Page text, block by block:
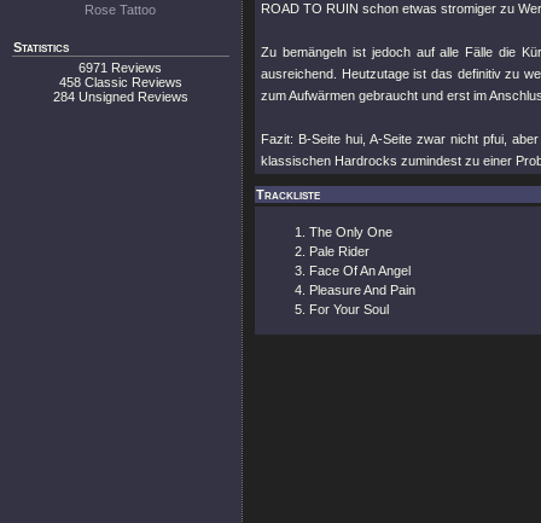
Rose Tattoo
Statistics
6971 Reviews
458 Classic Reviews
284 Unsigned Reviews
ROAD TO RUIN schon etwas stromiger zu
Zu bemängeln ist jedoch auf alle Fälle die
ausreichend. Heutzutage ist das definitiv zu
zum Aufwärmen gebraucht und erst im
Fazit: B-Seite hui, A-Seite zwar nicht pfui,
klassischen Hardrocks zumindest zu einer
Trackliste
The Only One
Pale Rider
Face Of An Angel
Pleasure And Pain
For Your Soul